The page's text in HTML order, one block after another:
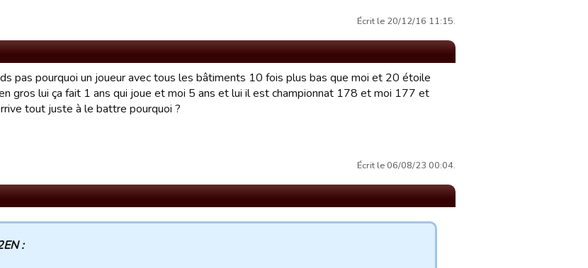
Écrit le 20/12/16 11:15.
pas pourquoi un joueur avec tous les bâtiments 10 fois plus bas que moi et 20 étoile
gros lui ça fait 1 ans qui joue et moi 5 ans et lui il est championnat 178 et moi 177 et
tout juste à le battre pourquoi ?
Écrit le 06/08/23 00:04.
: